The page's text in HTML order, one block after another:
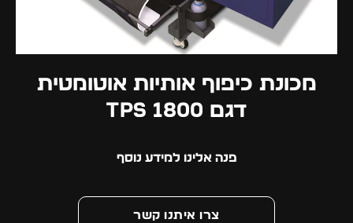
מכונת כיפוף אותיות אוטומטית
דגם 1800 TPS
פנה אלינו למידע נוסף
צרו איתנו קשר